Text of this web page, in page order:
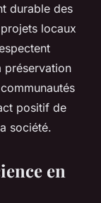
durable des
locaux
préservation
positif de
société.
en